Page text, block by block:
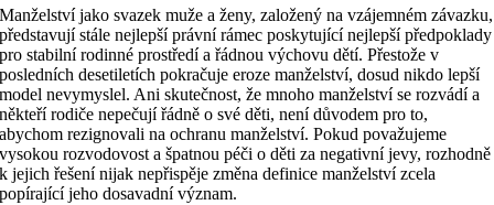
Manželství jako svazek muže a ženy, založený na vzájemném závazku,
představují stále nejlepší právní rámec poskytující nejlepší předpoklady
pro stabilní rodinné prostředí a řádnou výchovu dětí. Přestože v
posledních desetiletích pokračuje eroze manželství, dosud nikdo lepší
model nevymyslel. Ani skutečnost, že mnoho manželství se rozvádí a
někteří rodiče nepečují řádně o své děti, není důvodem pro to,
abychom rezignovali na ochranu manželství. Pokud považujeme
vysokou rozvodovost a špatnou péči o děti za negativní jevy, rozhodně
k jejich řešení nijak nepřispěje změna definice manželství zcela
popírající jeho dosavadní význam.